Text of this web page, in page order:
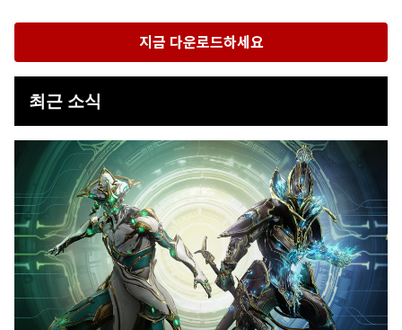
지금 다운로드하세요
최근 소식